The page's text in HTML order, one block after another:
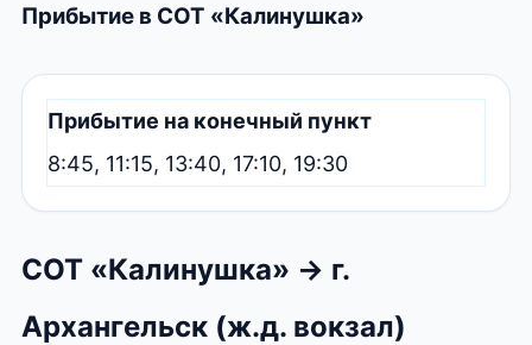
Прибытие в СОТ «Калинушка»
Прибытие на конечный пункт
8:45, 11:15, 13:40, 17:10, 19:30
СОТ «Калинушка» → г.
Архангельск (ж.д. вокзал)